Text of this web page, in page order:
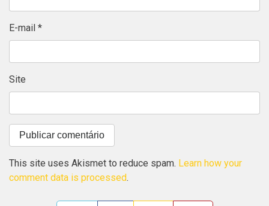
E-mail *
Site
This site uses Akismet to reduce spam. Learn how your
comment data is processed.